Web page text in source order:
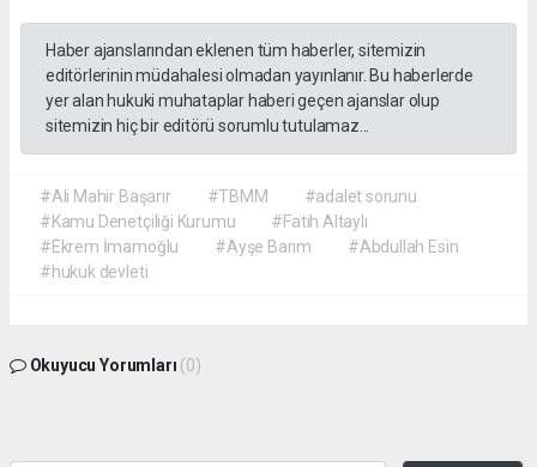
Haber ajanslarından eklenen tüm haberler, sitemizin
editörlerinin müdahalesi olmadan yayınlanır. Bu haberlerde
yer alan hukuki muhataplar haberi geçen ajanslar olup
sitemizin hiç bir editörü sorumlu tutulamaz...
#Ali Mahir Başarır #TBMM
#adalet sorunu
#Kamu Denetçiliği Kurumu
#Fatih Altaylı
#Ekrem İmamoğlu
#Ayşe Barım
#Abdullah Esin
#hukuk devleti
Okuyucu Yorumları (0)